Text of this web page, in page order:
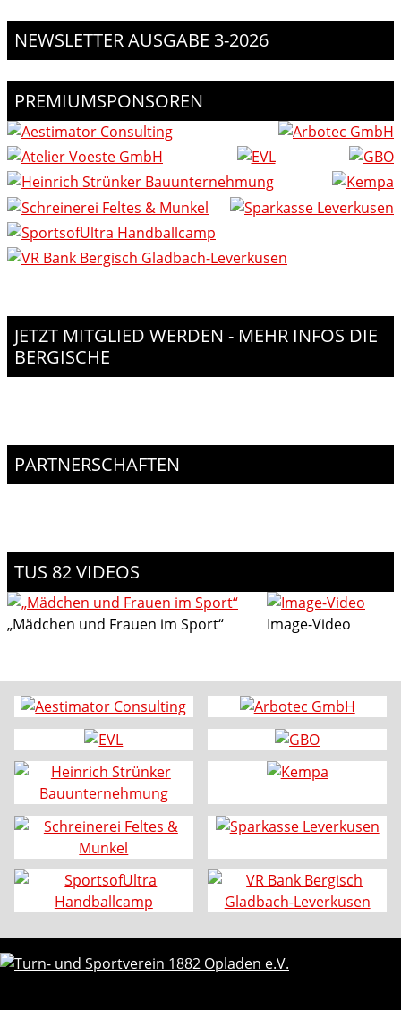
NEWSLETTER AUSGABE 3-2026
PREMIUMSPONSOREN
JETZT MITGLIED WERDEN - MEHR INFOS DIE
BERGISCHE
PARTNERSCHAFTEN
TUS 82 VIDEOS
„Mädchen und Frauen im Sport“ Image-Video